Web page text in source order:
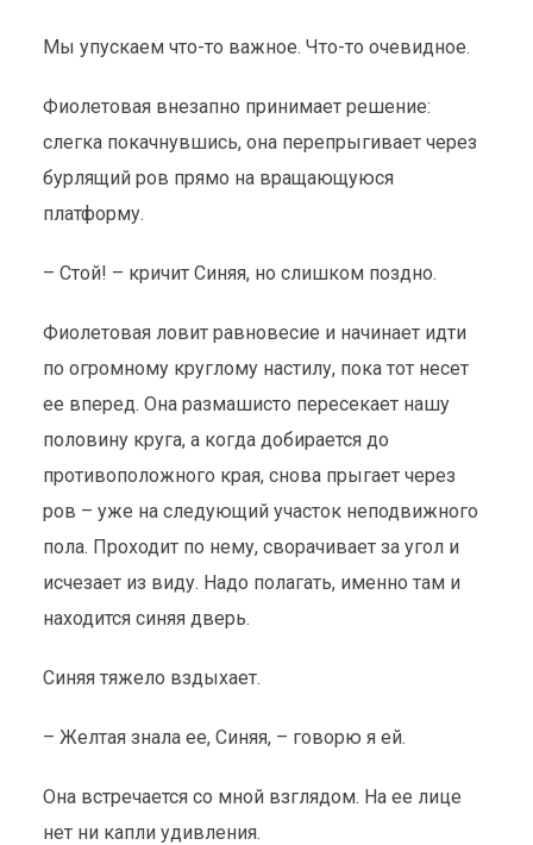
Мы упускаем что-то важное. Что-то очевидное.
Фиолетовая внезапно принимает решение:
слегка покачнувшись, она перепрыгивает через
бурлящий ров прямо на вращающуюся
платформу.
– Стой! – кричит Синяя, но слишком поздно.
Фиолетовая ловит равновесие и начинает идти
по огромному круглому настилу, пока тот несет
ее вперед. Она размашисто пересекает нашу
половину круга, а когда добирается до
противоположного края, снова прыгает через
ров – уже на следующий участок неподвижного
пола. Проходит по нему, сворачивает за угол и
исчезает из виду. Надо полагать, именно там и
находится синяя дверь.
Синяя тяжело вздыхает.
– Желтая знала ее, Синяя, – говорю я ей.
Она встречается со мной взглядом. На ее лице
нет ни капли удивления.